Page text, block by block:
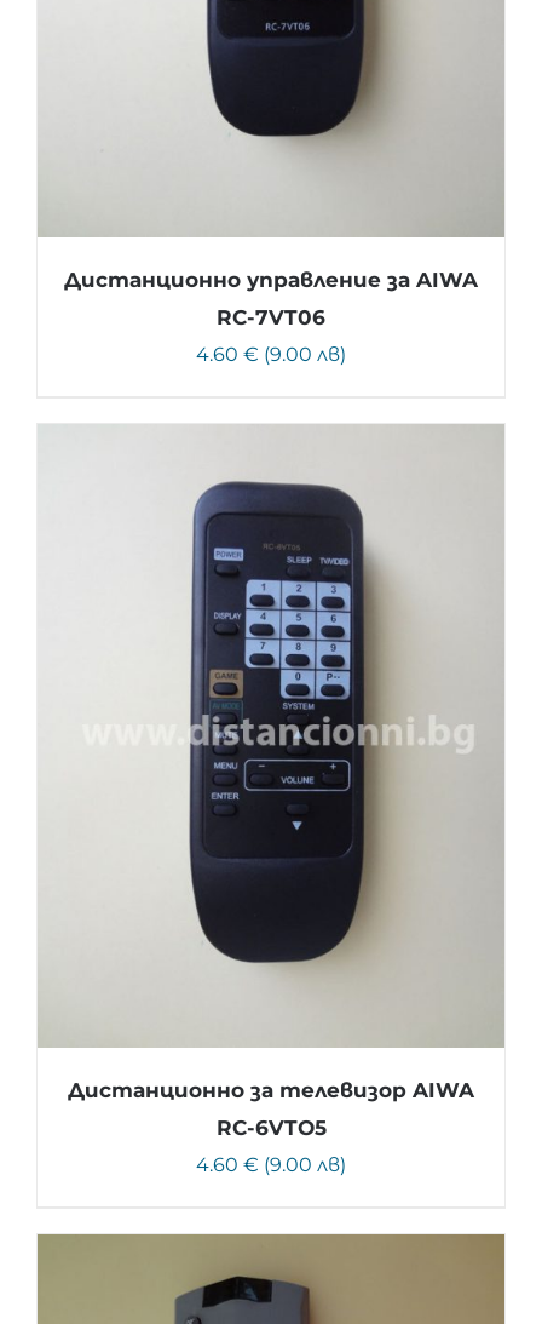
Дистанционно управление за AIWA
RC-7VT06
4.60 € (9.00 лв)
Дистанционно за телевизор AIWA
RC-6VTO5
4.60 € (9.00 лв)